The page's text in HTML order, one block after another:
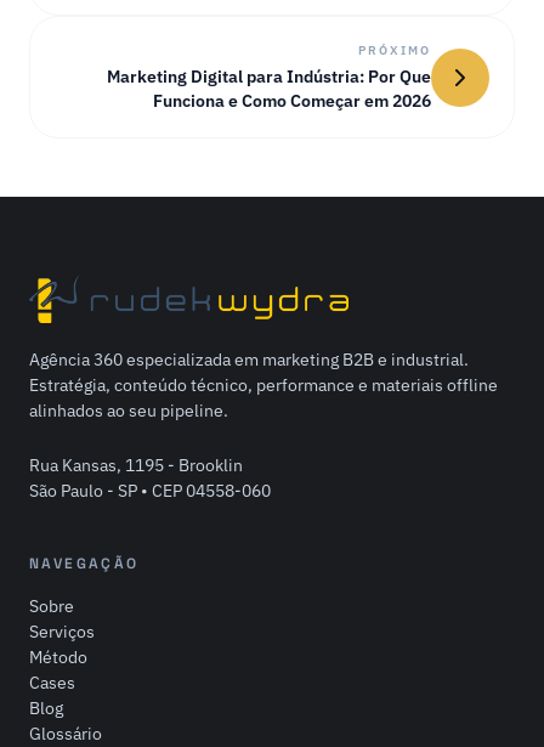
PRÓXIMO
Marketing Digital para Indústria: Por Que
Funciona e Como Começar em 2026
Agência 360 especializada em marketing B2B e industrial.
Estratégia, conteúdo técnico, performance e materiais offline
alinhados ao seu pipeline.
Rua Kansas, 1195 - Brooklin
São Paulo - SP • CEP 04558-060
NAVEGAÇÃO
Sobre
Serviços
Método
Cases
Blog
Glossário